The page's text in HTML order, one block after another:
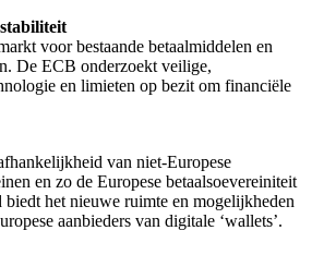
voor bestaande betaalmiddelen en
De ECB onderzoekt veilige,
en limieten op bezit om financiële
van niet-Europese
en zo de Europese betaalsoevereiniteit
het nieuwe ruimte en mogelijkheden
aanbieders van digitale ‘wallets’.